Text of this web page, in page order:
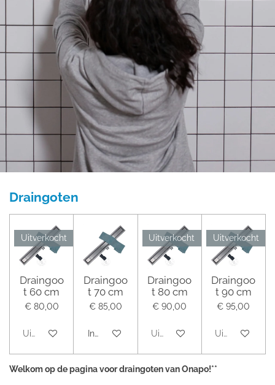
Draingoten
Uitverkocht
Draingoo
t 60 cm
€ 80,00
Uitverkocht
Draingoo
t 70 cm
€ 85,00
In winkelwagen
Uitverkocht
Draingoo
t 80 cm
€ 90,00
Uitverkocht
Uitverkocht
Draingoo
t 90 cm
€ 95,00
Uitverkocht
Welkom op de pagina voor draingoten van Onapo!**